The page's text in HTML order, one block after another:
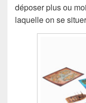
déposer plus ou
laquelle on se